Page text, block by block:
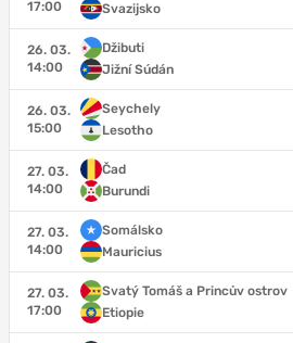
17:00
Svazijsko
26. 03.
14:00
Džibuti
Jižní Súdán
26. 03.
15:00
Seychely
Lesotho
27. 03.
14:00
Čad
Burundi
27. 03.
14:00
Somálsko
Mauricius
27. 03.
17:00
Svatý Tomáš a Princův ostrov
Etiopie